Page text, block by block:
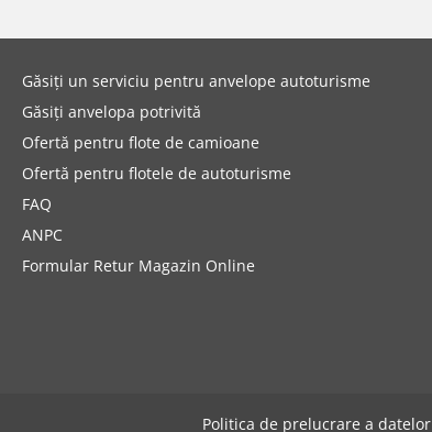
Găsiți un serviciu pentru anvelope autoturisme
Găsiți anvelopa potrivită
Ofertă pentru flote de camioane
Ofertă pentru flotele de autoturisme
FAQ
ANPC
Formular Retur Magazin Online
Politica de prelucrare a datelor